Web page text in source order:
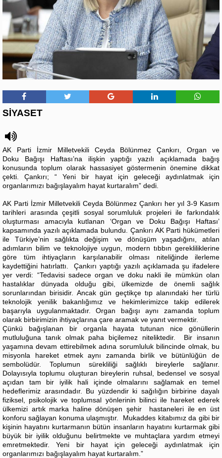
SİYASET
AK Parti İzmir Milletvekili Ceyda Bölünmez Çankırı,Organ ve
Doku Bağışı Haftası’na ilişkin yaptığı yazılı açıklamada bağış
konusunda toplum olarak hassasiyet göstermenin önemine dikkat
çekti. Çankırı; “ Yeni bir hayat için geleceği aydınlatmak için
organlarımızı bağışlayalım hayat kurtaralım” dedi.
AK Parti İzmir Milletvekili Ceyda Bölünmez Çankırı her yıl 3-9 Kasım
tarihleri arasında çeşitli sosyal sorumluluk projeleri ile farkındalık
oluşturması amacıyla kutlanan ‘Organ ve Doku Bağışı Haftası’
kapsamında yazılı açıklamada bulundu. Çankırı AK Parti hükümetleri
ile Türkiye’nin sağlıkta değişim ve dönüşüm yaşadığını, atılan
adımların bilim ve teknolojiye uygun, modern tıbbın gerekliliklerine
göre tüm ihtiyaçların karşılanabilir olması niteliğinde ilerleme
kaydettiğini hatırlattı. Çankırı yaptığı yazılı açıklamada şu ifadelere
yer verdi: “Tedavisi sadece organ ve doku nakli ile mümkün olan
hastalıklar dünyada olduğu gibi, ülkemizde de önemli sağlık
sorunlarından birisidir. Ancak gün geçtikçe tıp alanındaki her türlü
teknolojik yenilik bakanlığımız ve hekimlerimizce takip edilerek
başarıyla uygulanmaktadır. Organ bağışı aynı zamanda toplum
olarak birbirimizin ihtiyaçlarına çare aramak ve yanıt vermektir.
Çünkü bağışlanan bir organla hayata tutunan nice gönüllerin
mutluluğuna tanık olmak paha biçilemez niteliktedir. Bir insanın
yaşamına devam ettirebilmek adına sorumluluk bilincinde olmak, bu
misyonla hareket etmek aynı zamanda birlik ve bütünlüğün de
sembolüdür. Toplumun sürekliliği sağlıklı bireylerle sağlanır.
Dolayısıyla toplumu oluşturan bireylerin ruhsal, bedensel ve sosyal
açıdan tam bir iyilik hali içinde olmalarını sağlamak en temel
hedeflerimiz arasındadır. Bu yüzdendir ki sağılığın birbirine dayalı
fiziksel, psikolojik ve toplumsal yönlerinin bilinci ile hareket ederek
ülkemizi artık marka haline dönüşen şehir hastaneleri ile en üst
konforu sağlayan konuma ulaşmıştır. Mukaddes kitabımız da gibi bir
kişinin hayatını kurtarmanın bütün insanların hayatını kurtarmak gibi
büyük bir iyilik olduğunu belirtmekte ve muhtaçlara yardım etmeyi
emretmektedir. Yeni bir hayat için geleceği aydınlatmak için
organlarımızı bağışlayalım hayat kurtaralım.”